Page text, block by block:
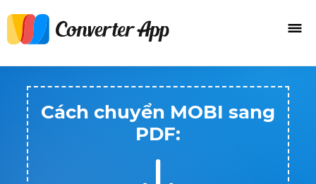
Cách chuyển MOBI sang
PDF: